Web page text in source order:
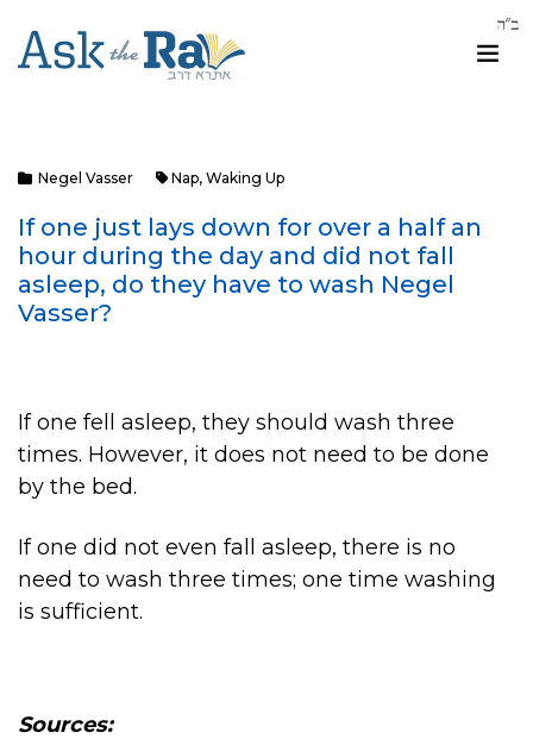
Negel Vasser Nap, Waking Up
If one just lays down for over a half an
hour during the day and did not fall
asleep, do they have to wash Negel
Vasser?
If one fell asleep, they should wash three
times. However, it does not need to be done
by the bed.
If one did not even fall asleep, there is no
need to wash three times; one time washing
is sufficient.
Sources: